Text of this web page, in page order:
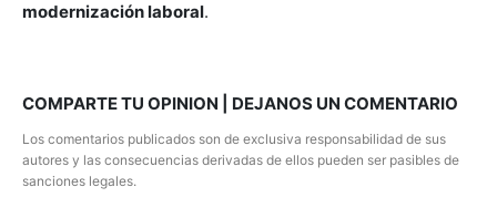
modernización laboral.
COMPARTE TU OPINION | DEJANOS UN COMENTARIO
Los comentarios publicados son de exclusiva responsabilidad de sus
autores y las consecuencias derivadas de ellos pueden ser pasibles de
sanciones legales.